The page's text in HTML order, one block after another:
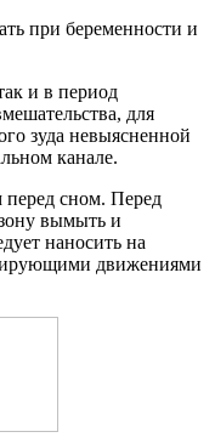
при беременности и
и в период
для
зуда невыясненной
канале.
перед сном. Перед
вымыть и
наносить на
движениями